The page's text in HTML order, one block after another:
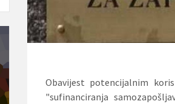
Obavijest potencijalnim
"sufinanciranja